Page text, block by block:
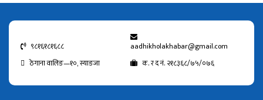
९८१६१८१६८८
aadhikholakhabar@gmail.com
ठेगाना वालिङ—१०, स्याङजा
क. र द नं. २१८३६८/७५/०७६